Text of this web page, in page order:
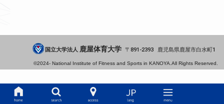
国立大学法人 鹿屋体育大学 891-2393 鹿児島県鹿屋市白水町1
©2024- National Institute of Fitness and Sports in KANOYA.All Rights Reserved.